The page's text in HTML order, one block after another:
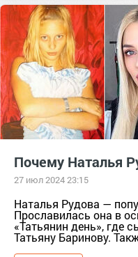
Иваново
Почему Наталья
27 июл 2024 23:15
Наталья Рудова —
Прославилась она в
«Татьянин день», где
Татьяну Баринову.